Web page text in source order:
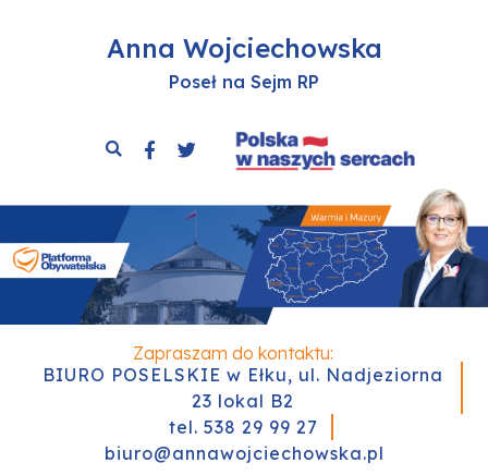
Anna Wojciechowska
Poseł na Sejm RP
Zapraszam do kontaktu:
BIURO POSELSKIE w Ełku, ul. Nadjeziorna
23 lokal B2
tel. 538 29 99 27
biuro@annawojciechowska.pl